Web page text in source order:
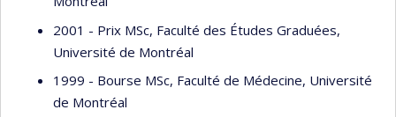
2001 - Prix MSc, Faculté des Études Graduées,
Université de Montréal
1999 - Bourse MSc, Faculté de Médecine, Université
de Montréal